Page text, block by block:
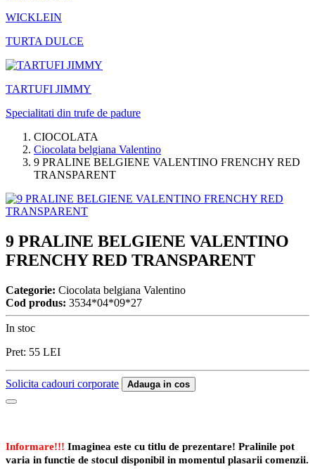
WICKLEIN
TURTA DULCE
TARTUFI JIMMY
Specialitati din trufe de padure
CIOCOLATA
Ciocolata belgiana Valentino
9 PRALINE BELGIENE VALENTINO FRENCHY RED
TRANSPARENT
9 PRALINE BELGIENE VALENTINO
FRENCHY RED TRANSPARENT
Categorie: Ciocolata belgiana Valentino
Cod produs: 3534*04*09*27
In stoc
Pret: 55 LEI
Solicita cadouri corporate Adauga in cos
Informare!!! Imaginea este cu titlu de prezentare! Pralinile pot
varia in functie de stocul disponibil in momentul plasarii comenzii.